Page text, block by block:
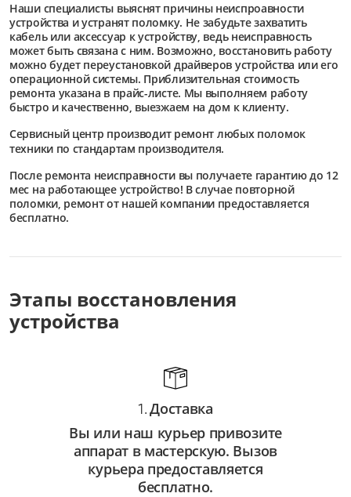
Наши специалисты выяснят причины неиспроавности
устройства и устранят поломку. Не забудьте захватить
кабель или аксессуар к устройству, ведь неисправность
может быть связана с ним. Возможно, восстановить работу
можно будет переустановкой драйверов устройства или его
операционной системы. Приблизительная стоимость
ремонта указана в прайс-листе. Мы выполняем работу
быстро и качественно, выезжаем на дом к клиенту.
Сервисный центр производит ремонт любых поломок
техники по стандартам производителя.
После ремонта неисправности вы получаете гарантию до 12
мес на работающее устройство! В случае повторной
поломки, ремонт от нашей компании предоставляется
бесплатно.
Этапы восстановления
устройства
1.Доставка
Вы или наш курьер привозите
аппарат в мастерскую. Вызов
курьера предоставляется
бесплатно.